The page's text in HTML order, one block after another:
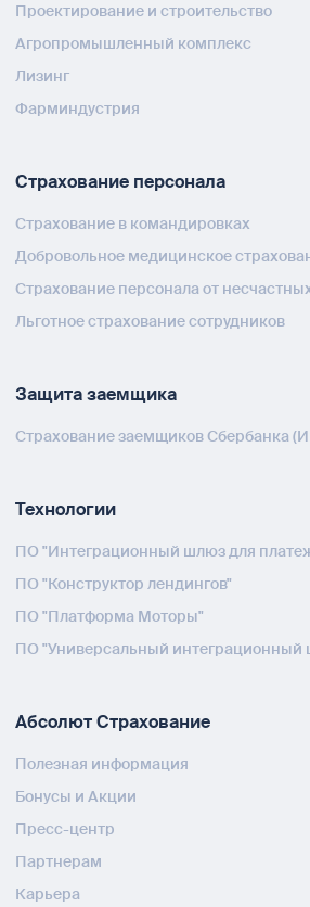
Проектирование и строительство
Агропромышленный комплекс
Лизинг
Фарминдустрия
Страхование персонала
Страхование в командировках
Добровольное медицинское
Страхование персонала от
Льготное страхование сотрудников
Защита заемщика
Страхование заемщиков Сбербанка
Технологии
ПО "Интеграционный шлюз для
ПО "Конструктор лендингов"
ПО "Платформа Моторы"
ПО "Универсальный интеграционный
Абсолют Страхование
Полезная информация
Бонусы и Акции
Пресс-центр
Партнерам
Карьера